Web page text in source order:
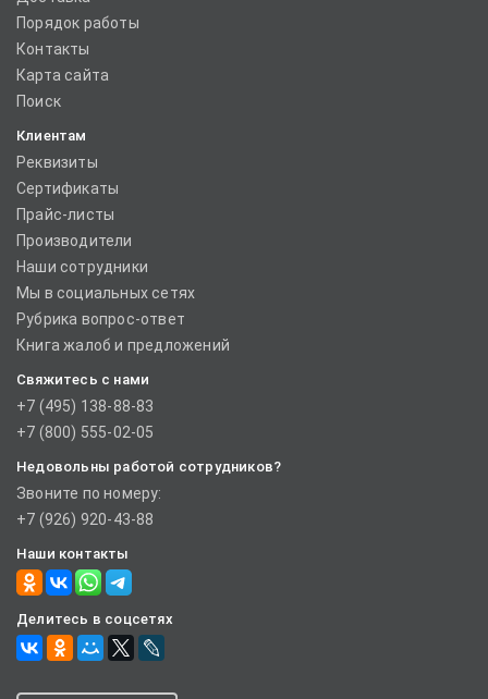
Порядок работы
Контакты
Карта сайта
Поиск
Клиентам
Реквизиты
Сертификаты
Прайс-листы
Производители
Наши сотрудники
Мы в социальных сетях
Рубрика вопрос-ответ
Книга жалоб и предложений
Свяжитесь с нами
+7 (495) 138-88-83
+7 (800) 555-02-05
Недовольны работой сотрудников?
Звоните по номеру:
+7 (926) 920-43-88
Наши контакты
Делитесь в соцсетях